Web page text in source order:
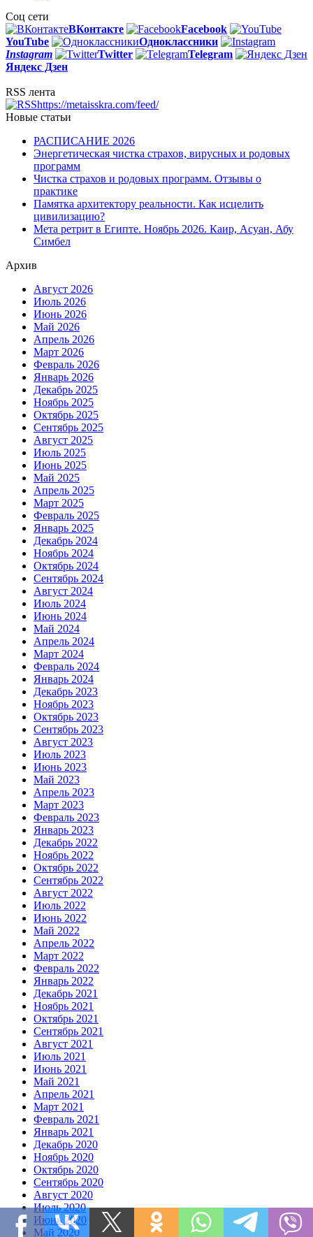
Соц сети
ВКонтакте
Facebook
YouTube
Одноклассники
Instagram
Twitter
Telegram
Яндекс Дзен
RSS лента
https://metaisskra.com/feed/
Новые статьи
РАСПИСАНИЕ 2026
Энергетическая чистка страхов, вирусных и родовых
программ
Чистка страхов и родовых программ. Отзывы о
практике
Памятка архитектору реальности. Как исцелить
цивилизацию?
Мета ретрит в Египте. Ноябрь 2026. Каир, Асуан, Абу
Симбел
Архив
Август 2026
Июль 2026
Июнь 2026
Май 2026
Апрель 2026
Март 2026
Февраль 2026
Январь 2026
Декабрь 2025
Ноябрь 2025
Октябрь 2025
Сентябрь 2025
Август 2025
Июль 2025
Июнь 2025
Май 2025
Апрель 2025
Март 2025
Февраль 2025
Январь 2025
Декабрь 2024
Ноябрь 2024
Октябрь 2024
Сентябрь 2024
Август 2024
Июль 2024
Июнь 2024
Май 2024
Апрель 2024
Март 2024
Февраль 2024
Январь 2024
Декабрь 2023
Ноябрь 2023
Октябрь 2023
Сентябрь 2023
Август 2023
Июль 2023
Июнь 2023
Май 2023
Апрель 2023
Март 2023
Февраль 2023
Январь 2023
Декабрь 2022
Ноябрь 2022
Октябрь 2022
Сентябрь 2022
Август 2022
Июль 2022
Июнь 2022
Май 2022
Апрель 2022
Март 2022
Февраль 2022
Январь 2022
Декабрь 2021
Ноябрь 2021
Октябрь 2021
Сентябрь 2021
Август 2021
Июль 2021
Июнь 2021
Май 2021
Апрель 2021
Март 2021
Февраль 2021
Январь 2021
Декабрь 2020
Ноябрь 2020
Октябрь 2020
Сентябрь 2020
Август 2020
Июль 2020
Июнь 2020
Май 2020